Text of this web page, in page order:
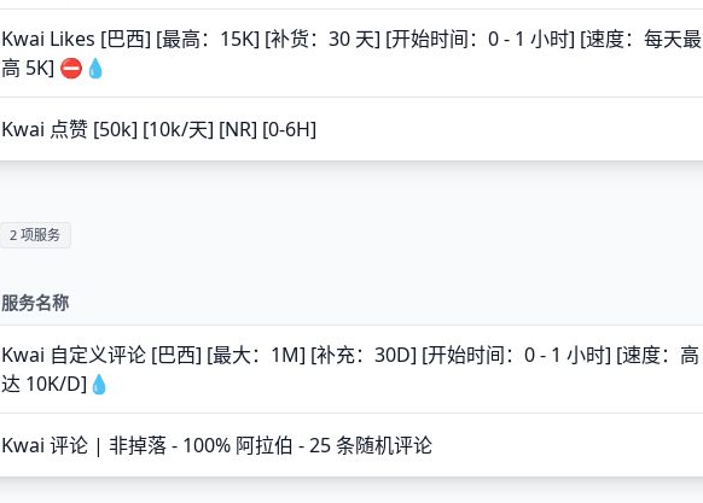
Kwai Likes [巴西] [最高：15K] [补货：30 天] [开始时间：0 - 1 小时] [速度：每天最
高 5K] ⛔️💧
Kwai 点赞 [50k] [10k/天] [NR] [0-6H]
2 项服务
服务名称
Kwai 自定义评论 [巴西] [最大：1M] [补充：30D] [开始时间：0 - 1 小时] [速度：高
达 10K/D]💧
Kwai 评论 | 非掉落 - 100% 阿拉伯 - 25 条随机评论